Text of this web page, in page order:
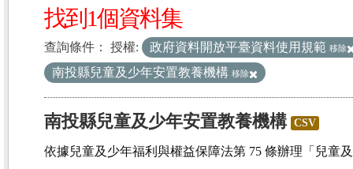
找到1個資料集
查詢條件： 授權: 政府資料開放平臺資料使用規範 移除
南投縣兒童及少年安置教養機構 移除
南投縣兒童及少年安置教養機構 CSV
依據兒童及少年福利與權益保障法第 75 條辦理「兒童